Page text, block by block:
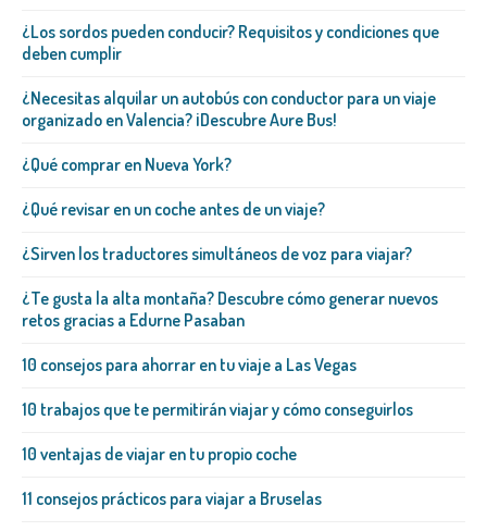
¿Los sordos pueden conducir? Requisitos y condiciones que
deben cumplir
¿Necesitas alquilar un autobús con conductor para un viaje
organizado en Valencia? ¡Descubre Aure Bus!
¿Qué comprar en Nueva York?
¿Qué revisar en un coche antes de un viaje?
¿Sirven los traductores simultáneos de voz para viajar?
¿Te gusta la alta montaña? Descubre cómo generar nuevos
retos gracias a Edurne Pasaban
10 consejos para ahorrar en tu viaje a Las Vegas
10 trabajos que te permitirán viajar y cómo conseguirlos
10 ventajas de viajar en tu propio coche
11 consejos prácticos para viajar a Bruselas